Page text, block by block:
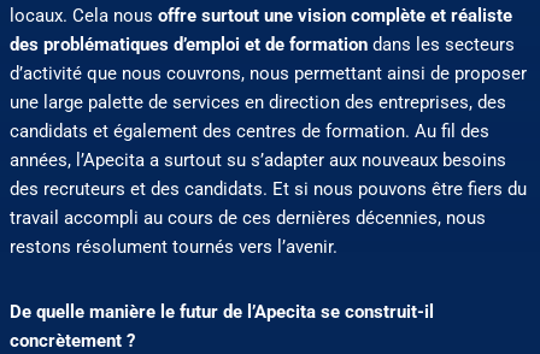
locaux. Cela nous offre surtout une vision complète et réaliste
des problématiques d’emploi et de formationdans les secteurs
d’activité que nous couvrons, nous permettant ainsi de proposer
une large palette de services en direction des entreprises, des
candidats et également des centres de formation. Au fil des
années, l’Apecita a surtout su s’adapter aux nouveaux besoins
des recruteurs et des candidats. Et si nous pouvons être fiers du
travail accompli au cours de ces dernières décennies, nous
restons résolument tournés vers l’avenir.
De quelle manière le futur de l’Apecita se construit-il
concrètement ?